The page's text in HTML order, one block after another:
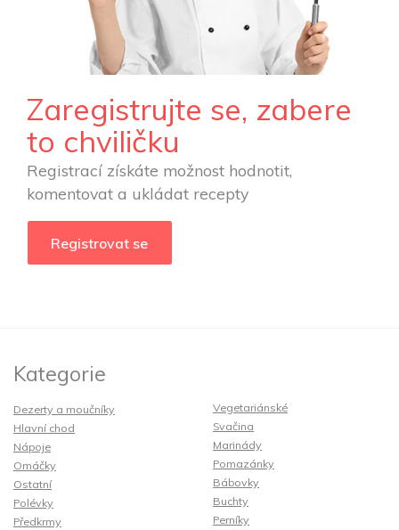
Zaregistrujte se, zabere
to chviličku
Registrací získáte možnost hodnotit,
komentovat a ukládat recepty
Registrovat se
Kategorie
Dezerty a moučníky
Hlavní chod
Nápoje
Omáčky
Ostatní
Polévky
Předkrmy
Vegetariánské
Svačina
Marinády
Pomazánky
Bábovky
Buchty
Perníky